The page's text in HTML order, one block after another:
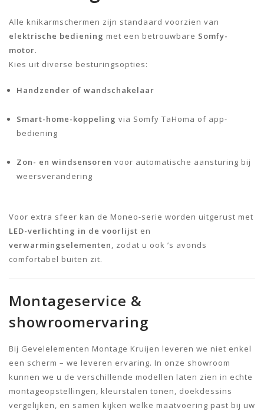
Alle knikarmschermen zijn standaard voorzien van
elektrische bediening met een betrouwbare Somfy-
motor.
Kies uit diverse besturingsopties:
Handzender of wandschakelaar
Smart-home-koppeling via Somfy TaHoma of app-
bediening
Zon- en windsensoren voor automatische aansturing bij
weersverandering
Voor extra sfeer kan de Moneo-serie worden uitgerust met
LED-verlichting in de voorlijst en
verwarmingselementen
, zodat u ook ’s avonds
comfortabel buiten zit.
Montageservice &
showroomervaring
Bij Gevelelementen Montage Kruijen leveren we niet enkel
een scherm – we leveren ervaring. In onze showroom
kunnen we u de verschillende modellen laten zien in echte
montageopstellingen, kleurstalen tonen, doekdessins
vergelijken, en samen kijken welke maatvoering past bij uw